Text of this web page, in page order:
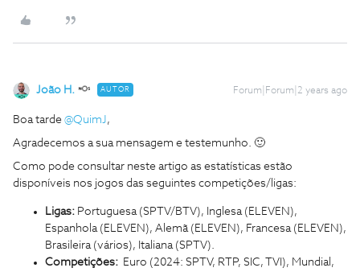
João H. AUTOR Forum|Forum|2 years ago
Boa tarde @QuimJ,
Agradecemos a sua mensagem e testemunho. 🙂
Como pode consultar neste artigo as estatísticas estão
disponíveis nos jogos das seguintes competições/ligas:
Ligas: Portuguesa (SPTV/BTV), Inglesa (ELEVEN),
Espanhola (ELEVEN), Alemã (ELEVEN), Francesa (ELEVEN),
Brasileira (vários), Italiana (SPTV).
Competições: Euro (2024: SPTV, RTP, SIC, TVI), Mundial,